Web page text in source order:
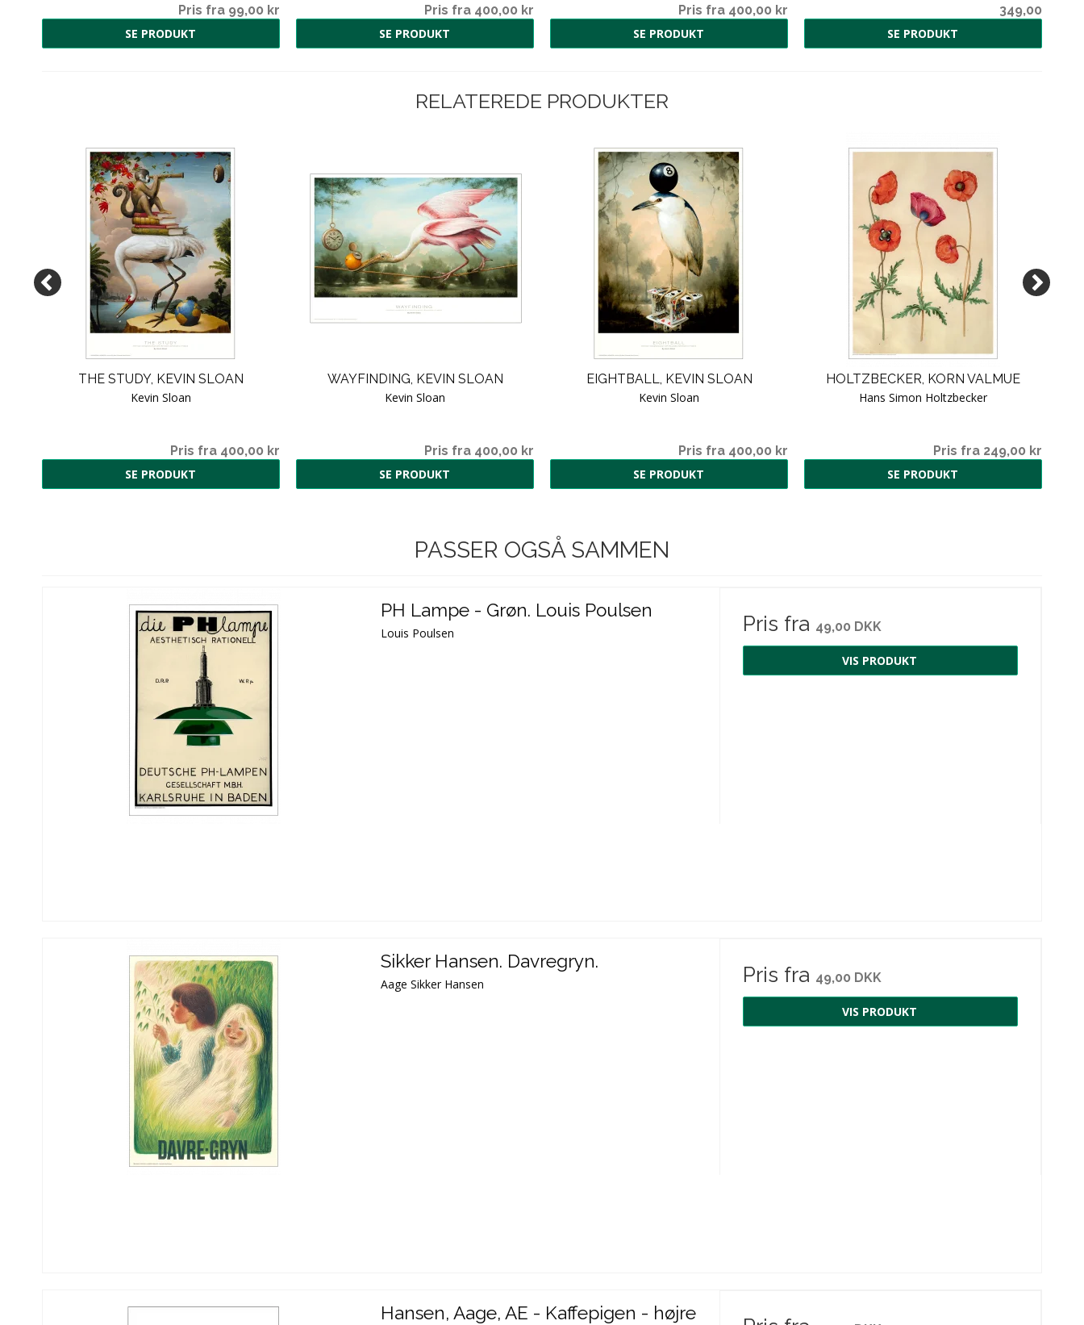
Pris fra 99,00 kr
SE PRODUKT
Pris fra 400,00 kr
SE PRODUKT
Pris fra 400,00 kr
SE PRODUKT
349,00
SE PRODUKT
RELATEREDE PRODUKTER
THE STUDY, KEVIN SLOAN
Kevin Sloan
Pris fra 400,00 kr
SE PRODUKT
WAYFINDING, KEVIN SLOAN
Kevin Sloan
Pris fra 400,00 kr
SE PRODUKT
EIGHTBALL, KEVIN SLOAN
Kevin Sloan
Pris fra 400,00 kr
SE PRODUKT
HOLTZBECKER, KORN VALMUE
Hans Simon Holtzbecker
Pris fra 249,00 kr
SE PRODUKT
PASSER OGSÅ SAMMEN
PH Lampe - Grøn. Louis Poulsen
Louis Poulsen Pris fra 49,00 DKK
VIS PRODUKT
Sikker Hansen. Davregryn.
Aage Sikker Hansen Pris fra 49,00 DKK
VIS PRODUKT
Hansen, Aage, AE - Kaffepigen - højre